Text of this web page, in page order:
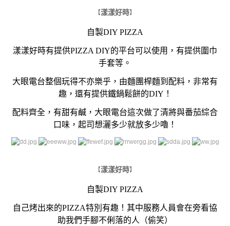
【漾漾好時】
自製DIY PIZZA
漾漾好時有提供PIZZA DIY的平台可以使用，有提供圍巾
手套等。
大眼電台整個玩得不亦樂乎，由麵團桿麵到配料， 非常有
趣，還有提供鐵鍋鬆餅的DIY！
配料齊全，有甜有鹹，大眼電台這次做了清將與番茄綜合
口味，起司想灑多少就放多少嚕！
【漾漾好時】
自製DIY PIZZA
自己烤出來的PIZZA特別有趣！其中服務人員會在旁看協
助我們手腳不俐落的人（偷笑）